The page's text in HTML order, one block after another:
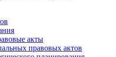
акты
правовых актов